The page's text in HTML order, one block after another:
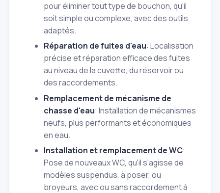
pour éliminer tout type de bouchon, qu'il
soit simple ou complexe, avec des outils
adaptés.
Réparation de fuites d'eau: Localisation
précise et réparation efficace des fuites
au niveau de la cuvette, du réservoir ou
des raccordements.
Remplacement de mécanisme de
chasse d'eau: Installation de mécanismes
neufs, plus performants et économiques
en eau.
Installation et remplacement de WC:
Pose de nouveaux WC, qu'il s'agisse de
modèles suspendus, à poser, ou
broyeurs, avec ou sans raccordement à